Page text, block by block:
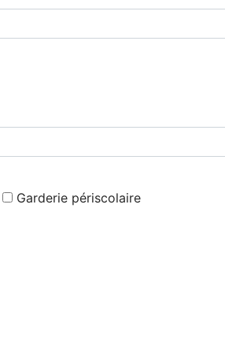
Garderie périscolaire